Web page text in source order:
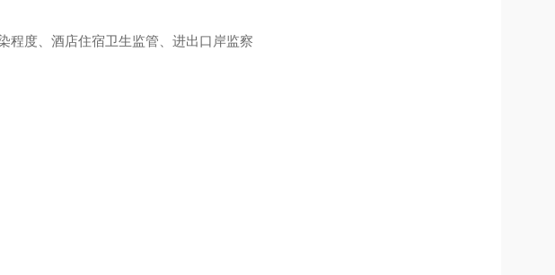
程度、酒店住宿卫生监管、进出口岸监察